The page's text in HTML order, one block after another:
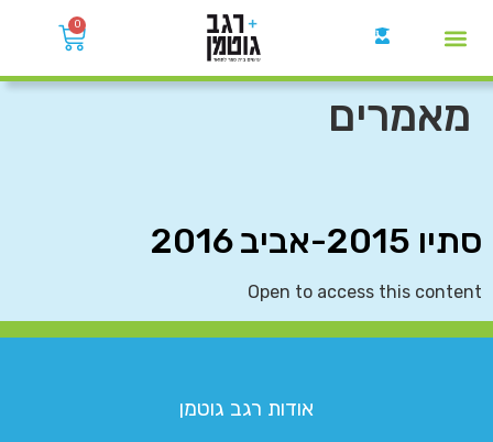
0
מאמרים
סתיו 2015-אביב 2016
Open to access this content
אודות רגב גוטמן